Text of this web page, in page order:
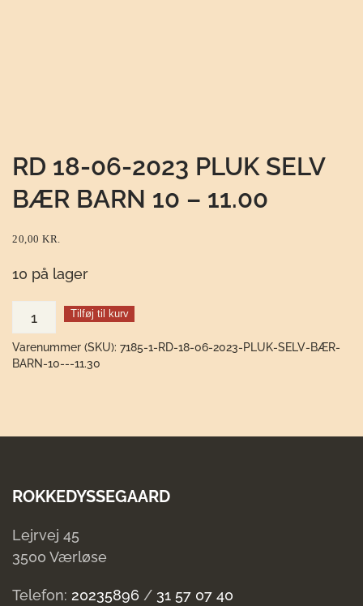
RD 18-06-2023 PLUK SELV
BÆR BARN 10 – 11.00
20,00 KR.
10 på lager
18-
06-
10
11.00
antal
Tilføj til kurv
Varenummer (SKU): 7185-1-RD-18-06-2023-PLUK-SELV-BÆR-
BARN-10---11.30
ROKKEDYSSEGAARD
Lejrvej 45
3500 Værløse
Telefon: 20235896 / 31 57 07 40